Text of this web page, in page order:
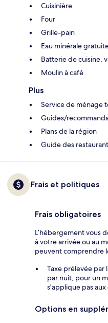
Cuisinière
Four
Grille-pain
Eau minérale
Batterie de cuisine,
Moulin à café
Plus
Service de ménage
Guides/
Plans de la région
Guide des
Frais et politiques
Frais obligatoires
L’hébergement vous
à votre arrivée ou au
peuvent comprendre
Taxe prélevée par
par nuit, pour un
s'applique pas aux
Options en